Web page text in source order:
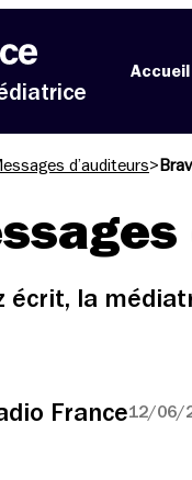
Accueil
d’auditeurs>
écrit, la
France12/06/